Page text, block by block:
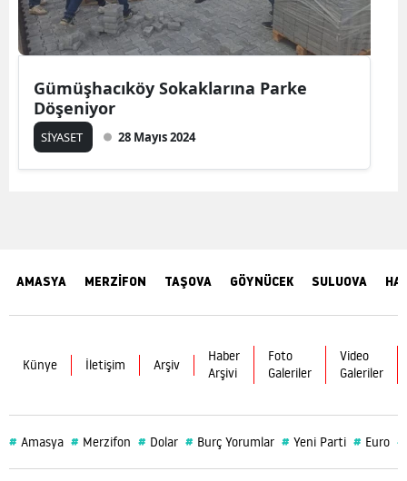
Gümüşhacıköy Sokaklarına Parke
Döşeniyor
SİYASET 28 Mayıs 2024
AMASYA MERZİFON TAŞOVA GÖYNÜCEK SULUOVA
Künye İletişim Arşiv
Haber
Arşivi
Foto
Galeriler
Video
Galeriler
# Amasya # Merzifon # Dolar # Burç Yorumlar # Yeni Parti # Euro #